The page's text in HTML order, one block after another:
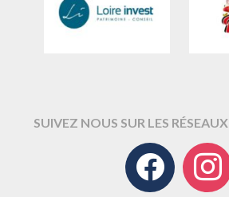
SUIVEZ NOUS SUR LES RÉSEAUX